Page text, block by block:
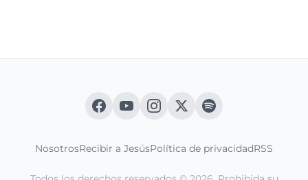
NosotrosRecibir a JesúsPolítica de privacidadRSS